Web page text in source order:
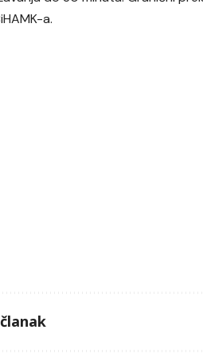
a.